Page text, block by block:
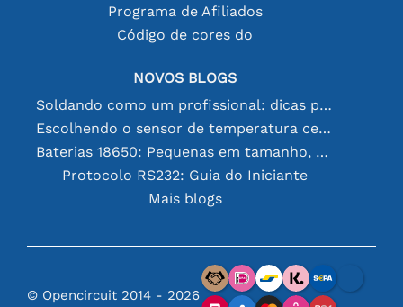
Programa de Afiliados
Código de cores do
NOVOS BLOGS
Soldando como um profissional: dicas para conexões eletrônicas perfeitas
Escolhendo o sensor de temperatura certo [youtube]
Baterias 18650: Pequenas em tamanho, grandes em desempenho
Protocolo RS232: Guia do Iniciante
Mais blogs
© Opencircuit 2014 - 2026